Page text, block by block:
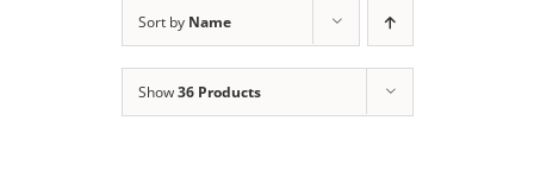
Sort by Name
Show36 Products